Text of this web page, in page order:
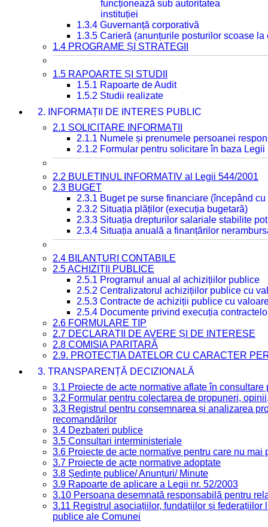
funcționează sub autoritatea
instituției
1.3.4 Guvernanță corporativă
1.3.5 Carieră (anunțurile posturilor scoase la
1.4 PROGRAME ȘI STRATEGII
1.5 RAPOARTE ȘI STUDII
1.5.1 Rapoarte de Audit
1.5.2 Studii realizate
2. INFORMAȚII DE INTERES PUBLIC
2.1 SOLICITARE INFORMAȚII
2.1.1 Numele și prenumele persoanei
2.1.2 Formular pentru solicitare în baza Legii
2.2 BULETINUL INFORMATIV al Legii 544/2001
2.3 BUGET
2.3.1 Buget pe surse financiare (începând
2.3.2 Situația plăților (execuția bugetară)
2.3.3 Situația drepturilor salariale stabilite
2.3.4 Situația anuală a finanțărilor
2.4 BILANȚURI CONTABILE
2.5 ACHIZIȚII PUBLICE
2.5.1 Programul anual al achizițiilor publice
2.5.2 Centralizatorul achizițiilor publice cu
2.5.3 Contracte de achiziții publice cu
2.5.4 Documente privind execuția
2.6 FORMULARE TIP
2.7 DECLARAȚII DE AVERE ȘI DE INTERESE
2.8 COMISIA PARITARĂ
2.9. PROTECȚIA DATELOR CU CARACTER
3. TRANSPARENȚĂ DECIZIONALĂ
3.1 Proiecte de acte normative aflate în consultare
3.2 Formular pentru colectarea de propuneri,
3.3 Registrul pentru consemnarea și analizarea
recomandărilor
3.4 Dezbateri publice
3.5 Consultari interministeriale
3.6 Proiecte de acte normative pentru care nu mai
3.7 Proiecte de acte normative adoptate
3.8 Ședințe publice/ Anunțuri/ Minute
3.9 Rapoarte de aplicare a Legii nr. 52/2003
3.10 Persoana desemnată responsabilă pentru
3.11 Registrul asociațiilor, fundațiilor și federațiilor
publice ale Comunei